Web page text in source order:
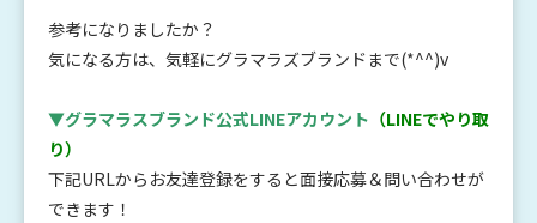
参考になりましたか？
気になる方は、気軽にグラマラズブランドまで(*^^)v
▼グラマラスブランド公式LINEアカウント （LINEでやり取
り）
下記URLからお友達登録をすると面接応募＆問い合わせが
できます！